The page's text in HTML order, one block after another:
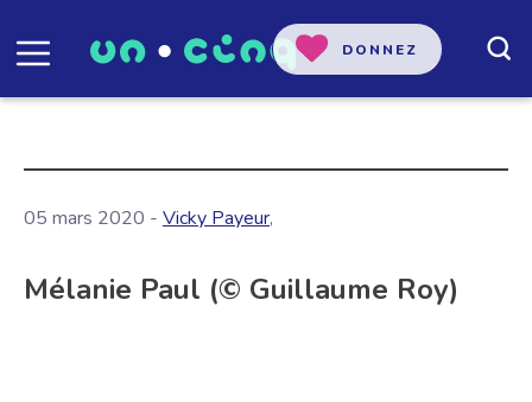
DONNEZ
05 mars 2020 - Vicky Payeur,
Mélanie Paul (© Guillaume Roy)